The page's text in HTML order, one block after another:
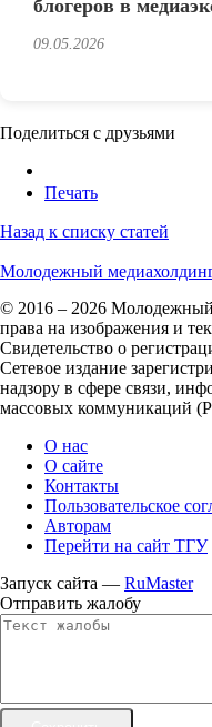
блогеров в
09.05.2026
Поделиться с друзьями
Печать
Назад к списку статей
Молодежный
© 2016 – 2026
права на изображения и
Свидетельство о
Сетевое издание
надзору в сфере связи,
массовых коммуникаций
О нас
О сайте
Контакты
Пользовательское
Авторам
Перейти на сайт ТГУ
Запуск сайта — RuMaster
Отправить жалобу